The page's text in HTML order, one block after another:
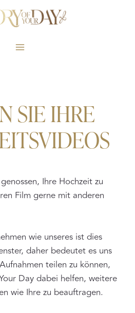
SIE IHRE
Ihre Hochzeit zu
Film gerne mit anderen
wie unseres ist dies
daher bedeutet es uns
teilen zu können,
Day dabei helfen, weitere
wie Ihre zu beauftragen.